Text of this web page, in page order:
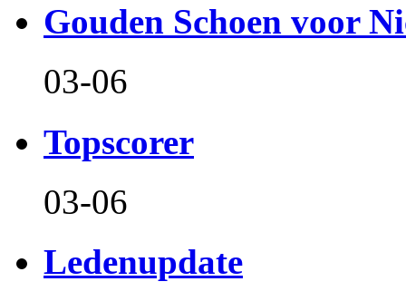
Gouden Schoen voor
03-06
Topscorer
03-06
Ledenupdate